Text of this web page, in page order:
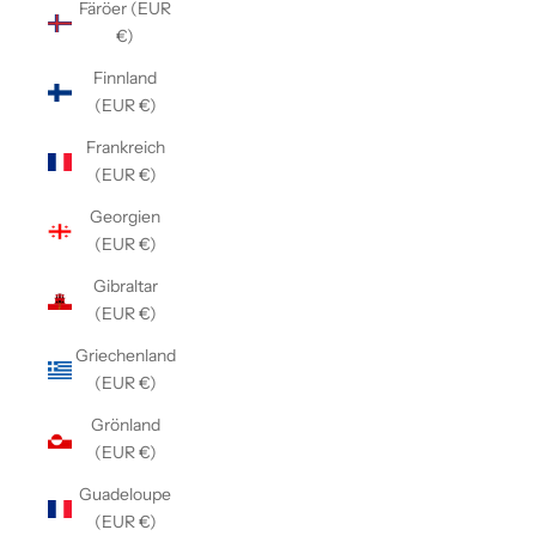
Färöer (EUR
€)
Finnland
(EUR €)
Frankreich
(EUR €)
Georgien
(EUR €)
Gibraltar
(EUR €)
Griechenland
(EUR €)
Grönland
(EUR €)
Guadeloupe
(EUR €)